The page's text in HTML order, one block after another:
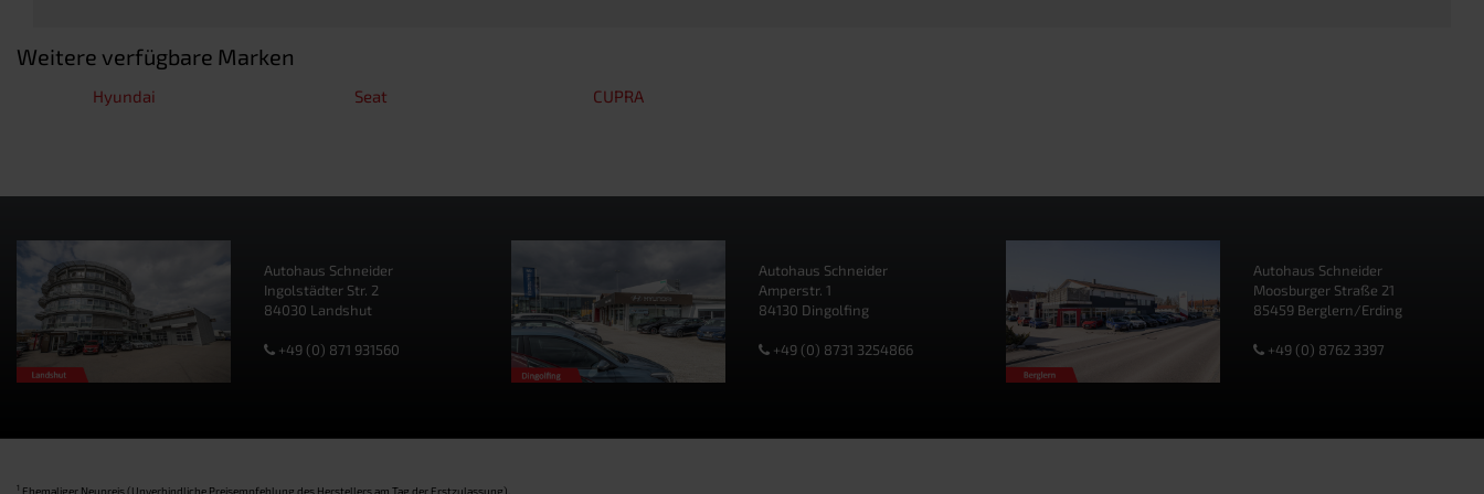
Weitere verfügbare Marken
Hyundai Seat CUPRA
Autohaus Schneider
Ingolstädter Str. 2
84030 Landshut
+49 (0) 871 931560
Autohaus Schneider
Amperstr. 1
84130 Dingolfing
+49 (0) 8731 3254866
Autohaus Schneider
Moosburger Straße 21
85459 Berglern/Erding
+49 (0) 8762 3397
1 Ehemaliger Neupreis (Unverbindliche Preisempfehlung des Herstellers am Tag der Erstzulassung).